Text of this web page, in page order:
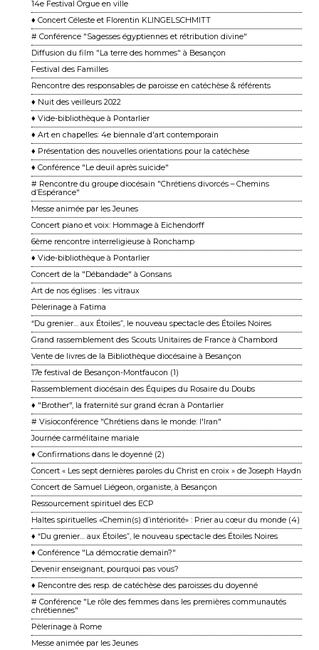
14e Festival Orgue en ville
♦ Concert Céleste et Florentin KLINGELSCHMITT
# Conférence "Sagesses égyptiennes et rétribution divine"
Diffusion du film "La terre des hommes" à Besançon
Festival des Familles
Rencontre des responsables de paroisse en catéchèse & référents
♦ Nuit des veilleurs 2022
♦ Vide-bibliothèque à Pontarlier
♦ Art en chapelles: 4e biennale d'art contemporain
♦ Présentation des nouvelles orientations pour la catéchèse
♦ Conférence "Le deuil après suicide"
# Rencontre du groupe diocésain "Chrétiens divorcés – Chemins
d’Espérance"
Messe animée par les Jeunes
Concert piano et voix: Hommage à Eichendorff
6ème rencontre interreligieuse à Ronchamp
♦ Vide-bibliothèque à Pontarlier
Concert de la "Débandade" à Gonsans
Art de nos églises : les vitraux
Pèlerinage à Fatima
“Du grenier… aux Étoiles”, le nouveau spectacle des Étoiles Noires
Grand rassemblement des Scouts Unitaires de France à Chambord
Vente de livres de la Bibliothèque diocésaine à Besançon
17e festival de Besançon-Montfaucon (1)
Rassemblement diocésain des Équipes du Rosaire du Doubs
♦ "Brother", la fraternité sur grand écran à Pontarlier
# Visioconférence "Chrétiens dans le monde: l'Iran"
Journée carmélitaine mariale
♦ Confirmations dans le doyenné (2)
Concert « Les sept dernières paroles du Christ en croix » de Joseph Haydn
Concert de Samuel Liégeon, organiste, à Besançon
Ressourcement spirituel des ECP
Haltes spirituelles «Chemin(s) d’intériorité» : Prier au cœur du monde (4)
♦ “Du grenier… aux Étoiles”, le nouveau spectacle des Étoiles Noires
♦ Conférence "La démocratie demain?"
Devenir enseignant, pourquoi pas vous?
♦ Rencontre des resp. de catéchèse des paroisses du doyenné
# Conférence "Le rôle des femmes dans les premières communautés
chrétiennes"
Pèlerinage à Rome
Messe animée par les Jeunes